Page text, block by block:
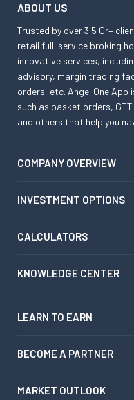
ABOUT US
Trusted by over 3.5 Cr+
retail full-service broking
innovative services,
advisory, margin trading
orders, etc. Angel One
such as basket orders,
and others that help you
COMPANY OVERVIEW
INVESTMENT OPTIONS
CALCULATORS
KNOWLEDGE CENTER
LEARN TO EARN
BECOME A PARTNER
MARKET OUTLOOK